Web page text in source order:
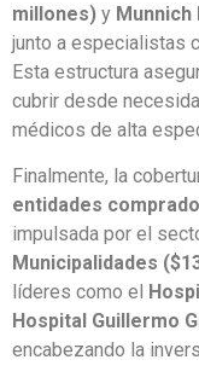
millones) y Munnich
junto a especialistas
Esta estructura
cubrir desde
médicos de alta
Finalmente, la
entidades
impulsada por el
Municipalidades
líderes como el
Hospital Guillermo
encabezando la